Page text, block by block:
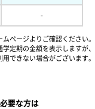
-
ページよりご確認ください。
定期の金額を表示しますが、
できない場合がございます。
要な方は